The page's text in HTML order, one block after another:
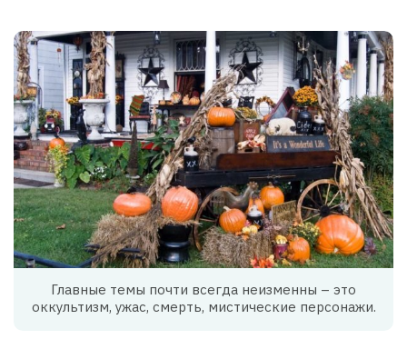
Главные темы почти всегда неизменны – это
оккультизм, ужас, смерть, мистические персонажи.